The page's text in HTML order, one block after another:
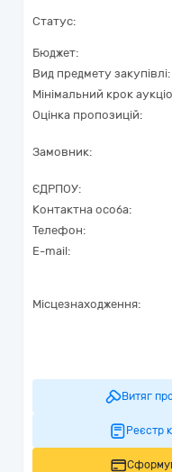
Статус:
Бюджет:
Вид предмету закупівлі:
Мінімальний крок
Оцінка пропозицій:
Замовник:
ЄДРПОУ:
Контактна особа:
Телефон:
E-mail:
Місцезнаходження:
Витяг
Реєстр